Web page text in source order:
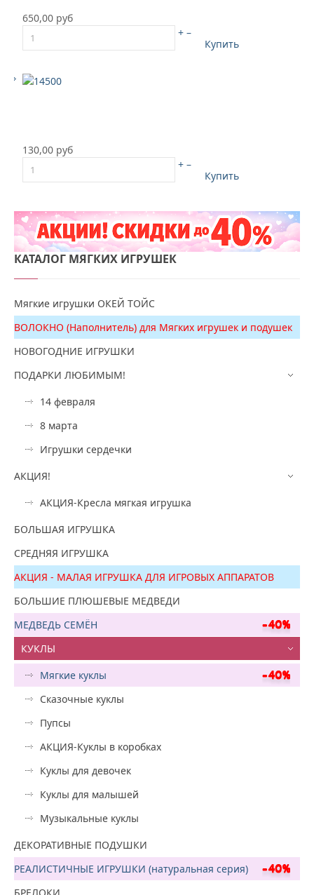
650,00 руб
+ –
Купить
130,00 руб
+ –
Купить
КАТАЛОГ МЯГКИХ ИГРУШЕК
Мягкие игрушки ОКЕЙ ТОЙС
ВОЛОКНО (Наполнитель) для Мягких игрушек и подушек
НОВОГОДНИЕ ИГРУШКИ
ПОДАРКИ ЛЮБИМЫМ!
14 февраля
8 марта
Игрушки сердечки
АКЦИЯ!
АКЦИЯ-Кресла мягкая игрушка
БОЛЬШАЯ ИГРУШКА
СРЕДНЯЯ ИГРУШКА
АКЦИЯ - МАЛАЯ ИГРУШКА ДЛЯ ИГРОВЫХ АППАРАТОВ
БОЛЬШИЕ ПЛЮШЕВЫЕ МЕДВЕДИ
МЕДВЕДЬ СЕМЁН
КУКЛЫ
Мягкие куклы
Сказочные куклы
Пупсы
АКЦИЯ-Куклы в коробках
Куклы для девочек
Куклы для малышей
Музыкальные куклы
ДЕКОРАТИВНЫЕ ПОДУШКИ
РЕАЛИСТИЧНЫЕ ИГРУШКИ (натуральная серия)